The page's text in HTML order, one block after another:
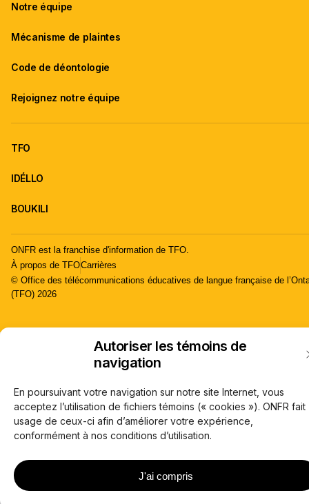
Autoriser les témoins de
navigation
En poursuivant votre navigation sur notre site Internet, vous
acceptez l’utilisation de fichiers témoins (« cookies »). ONFR fait
usage de ceux-ci afin d’améliorer votre expérience,
conformément à nos conditions d’utilisation.
J'ai compris
Notre équipe
Mécanisme de plaintes
Code de déontologie
Rejoignez notre équipe
TFO
IDÉLLO
BOUKILI
ONFR est la franchise d'information de TFO.
À propos de TFOCarrières
© Office des télécommunications éducatives de langue française de
(TFO) 2026